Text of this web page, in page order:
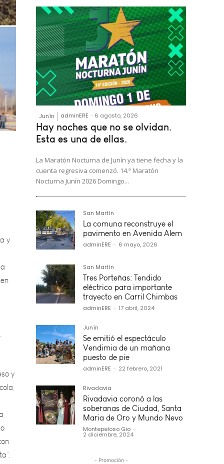
Junín adminERE - 6 agosto, 2026
Hay noches que no se olvidan.
Esta es una de ellas.
La Maratón Nocturna de Junín ya tiene fecha y la
cuenta regresiva comenzó. 14.ª Maratón
Nocturna Junín 2026 Domingo...
San Martín
La comuna reconstruye el
pavimento en Avenida Alem
adminERE - 6 mayo, 2026
San Martín
Tres Porteñas: Tendido
eléctrico para importante
trayecto en Carril Chimbas
adminERE - 17 abril, 2024
Junín
Se emitió el espectáculo
Vendimia de un mañana
puesto de pie
adminERE - 22 febrero, 2021
Rivadavia
Rivadavia coronó a las
soberanas de Ciudad, Santa
Maria de Oro y Mundo Nevo
Montepeloso Gio -
2 diciembre, 2024
- Promoción -